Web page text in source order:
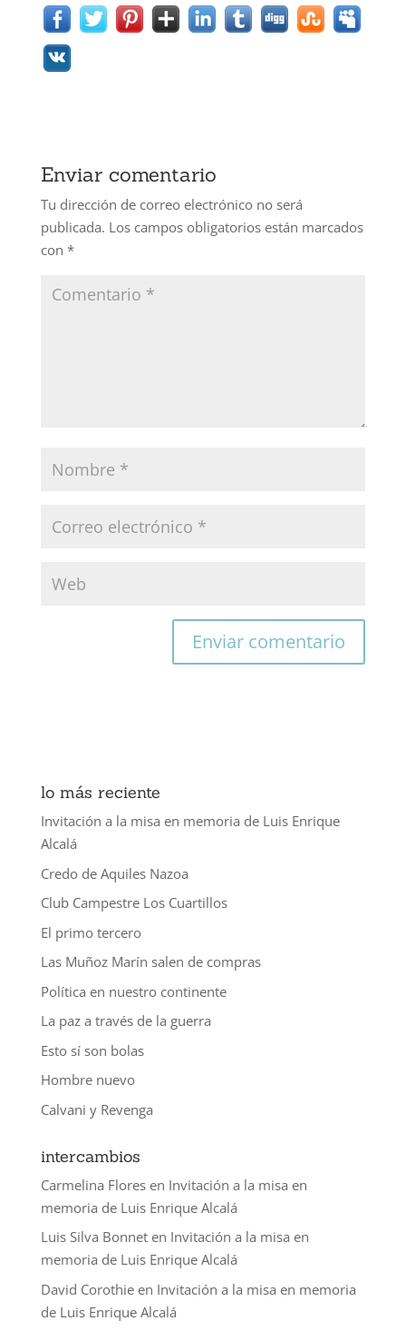
Enviar comentario
Tu dirección de correo electrónico no será
publicada. Los campos obligatorios están marcados
con *
lo más reciente
Invitación a la misa en memoria de Luis Enrique
Alcalá
Credo de Aquiles Nazoa
Club Campestre Los Cuartillos
El primo tercero
Las Muñoz Marín salen de compras
Política en nuestro continente
La paz a través de la guerra
Esto sí son bolas
Hombre nuevo
Calvani y Revenga
intercambios
Carmelina Floresen Invitación a la misa en
memoria de Luis Enrique Alcalá
Luis Silva Bonneten Invitación a la misa en
memoria de Luis Enrique Alcalá
David Corothieen Invitación a la misa en memoria
de Luis Enrique Alcalá